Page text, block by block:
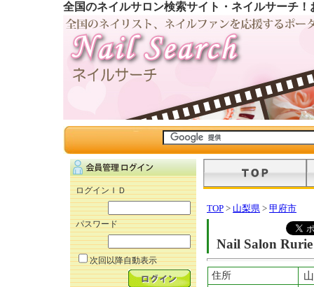
全国のネイルサロン検索サイト・ネイルサーチ
ログインＩＤ
パスワード
次回以降自動表示
TOP > 山梨県 > 甲府市
Nail Salon Rurie
住所